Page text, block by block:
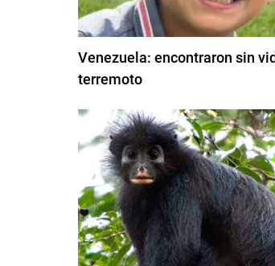
Venezuela: encontraron sin
terremoto